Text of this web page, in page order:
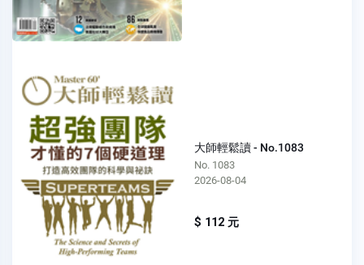
大師輕鬆讀 - No.1083
No. 1083
2026-08-04
$ 112 元